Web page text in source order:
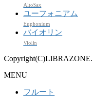
AltoSax
ユーフォニアム
Euphonium
バイオリン
Violin
Copyright(C)LIBRAZONE.
MENU
フルート